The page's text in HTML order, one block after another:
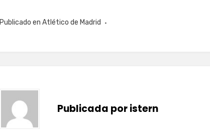
Publicado en Atlético de Madrid
Publicada poristern